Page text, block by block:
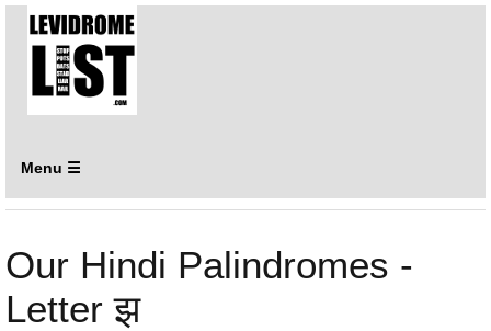
Menu ☰
Our Hindi Palindromes -
Letter झ